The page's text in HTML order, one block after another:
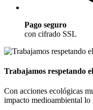
Pago seguro
con cifrado SSL
Trabajamos respetando
Con acciones ecológicas
impacto medioambiental lo